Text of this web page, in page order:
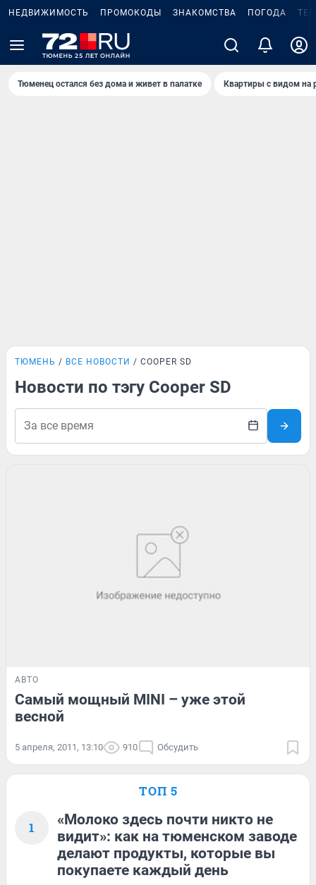
НЕДВИЖИМОСТЬ ПРОМОКОДЫ ЗНАКОМСТВА ПОГОДА
Тюменец остался без дома и живет в палатке Квартиры с видом на
ТЮМЕНЬ ВСЕ НОВОСТИ COOPER SD
Новости по тэгу Cooper SD
АВТО
Самый мощный MINI – уже этой
весной
5 апреля, 2011, 13:10 910 Обсудить
ТОП 5
1
«Молоко здесь почти никто не
видит»: как на тюменском заводе
делают продукты, которые вы
покупаете каждый день